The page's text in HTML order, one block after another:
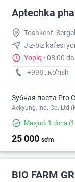
Aptechka
Toshkent,
Jiz-biz kafesi
Yopiq · 08:00
+998 (99) XXX-
кo’rish
Зубная паста Pro
Aekyung, Ind. Co. Ltd
Mavjud: 1 dona
25 000 so'm
BIO FARM